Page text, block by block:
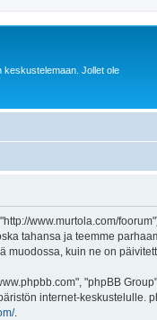
keskustelemaan. Jollet ole
www.murtola.com/
tahansa ja teemme
kuin ne on
"phpBB
internet-keskustelulle.
.